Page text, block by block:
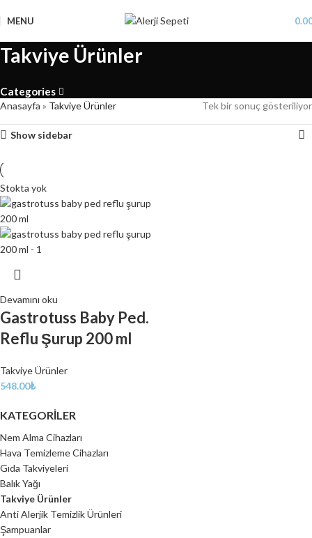
MENU
Takviye Ürünler
Categories
KATEGORILER
Nem Alma Cihazları
Hava Temizleme Cihazları
Gıda Takviyeleri
Balık Yağı
Takviye Ürünler
Anti Alerjik Temizlik Ürünleri
Şampuanlar
Anasayfa » Takviye Ürünler Tek bir sonuç gösteriliyor
Show sidebar
Stokta yok
Devamını oku
Gastrotuss Baby Ped.
Reflu Şurup 200 ml
Takviye Ürünler
548.00₺